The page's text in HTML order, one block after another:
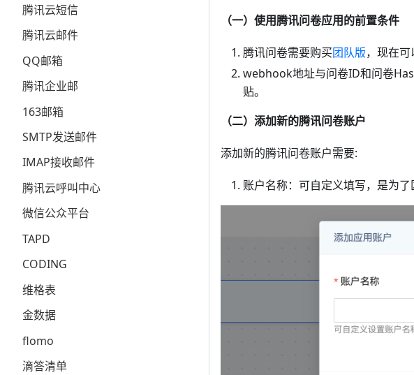
腾讯云短信
腾讯云邮件
QQ邮箱
腾讯企业邮
163邮箱
SMTP发送邮件
IMAP接收邮件
腾讯云呼叫中心
微信公众平台
TAPD
CODING
维格表
金数据
flomo
滴答清单
（一）使用腾讯问卷应用的前置条件
腾讯问卷需要购买团队版，现在
webhook地址与问卷ID和问卷
贴。
（二）添加新的腾讯问卷账户
添加新的腾讯问卷账户需要:
账户名称：可自定义填写，是为